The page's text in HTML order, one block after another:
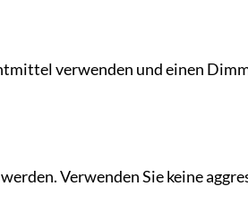
verwenden und einen
Verwenden Sie keine